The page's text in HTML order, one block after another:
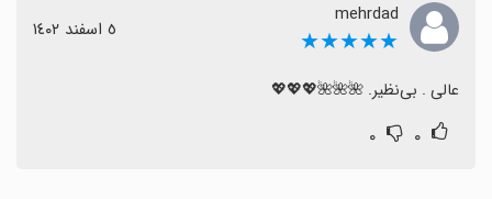
mehrdad
★★★★★ ٥ اسفند ١٤٠٢
عالی . بی‌نظیر. 🌺🌺🌺💖💖💖
۰ ۰